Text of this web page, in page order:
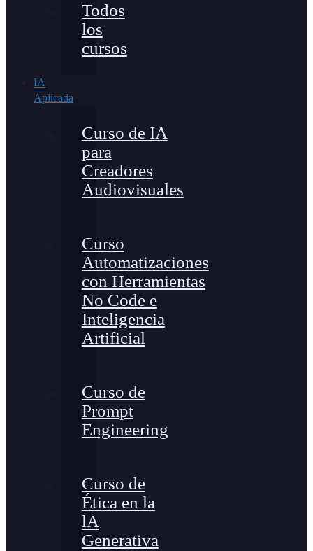
Todos
los
cursos
IA
Aplicada
Curso de IA
para
Creadores
Audiovisuales
Curso
Automatizaciones
con Herramientas
No Code e
Inteligencia
Artificial
Curso de
Prompt
Engineering
Curso de
Ética en la
lA
Generativa